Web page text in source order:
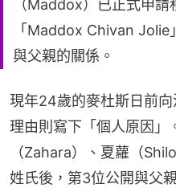
（Maddox）已正式申
「Maddox Chivan Jolie
與父親的關係。
現年24歲的麥杜斯日前向
理由則寫下「個人原因」
（Zahara）、夏蘿（
姓氏後，第3位公開與父